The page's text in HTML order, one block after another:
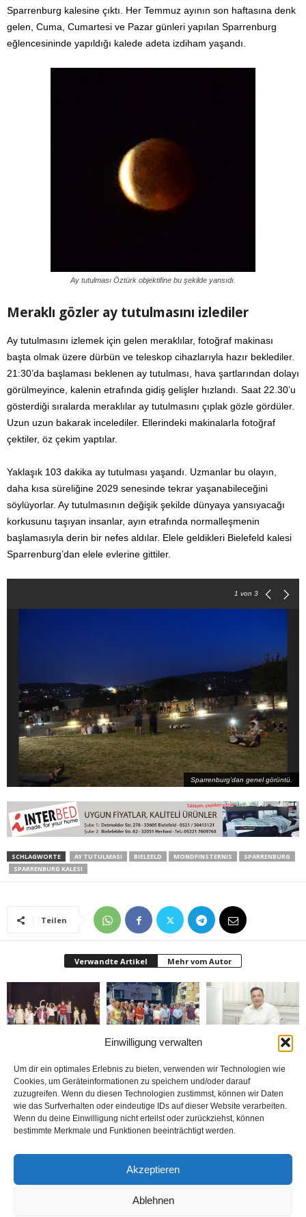
Einwilligung verwalten
Um dir ein optimales Erlebnis zu bieten, verwenden wir Technologien wie
Cookies, um Geräteinformationen zu speichern und/oder darauf
zuzugreifen. Wenn du diesen Technologien zustimmst, können wir Daten
wie das Surfverhalten oder eindeutige IDs auf dieser Website verarbeiten.
Wenn du deine Einwilligung nicht erteilst oder zurückziehst, können
bestimmte Merkmale und Funktionen beeinträchtigt werden.
Akzeptieren
Ablehnen
Sparrenburg kalesine çıktı. Her Temmuz ayının son haftasına denk
gelen, Cuma, Cumartesi ve Pazar günleri yapılan Sparrenburg
eğlencesininde yapıldığı kalede adeta izdiham yaşandı.
Ay tutulması Öztürk objektifine bu şekilde yansıdı.
Meraklı gözler ay tutulmasını izlediler
Ay tutulmasını izlemek için gelen meraklılar, fotoğraf makinası
başta olmak üzere dürbün ve teleskop cihazlarıyla hazır beklediler.
21:30’da başlaması beklenen ay tutulması, hava şartlarından dolayı
görülmeyince, kalenin etrafında gidiş gelişler hızlandı. Saat 22.30’u
gösterdiği sıralarda meraklılar ay tutulmasını çıplak gözle gördüler.
Uzun uzun bakarak incelediler. Ellerindeki makinalarla fotoğraf
çektiler, öz çekim yaptılar.
Yaklaşık 103 dakika ay tutulması yaşandı. Uzmanlar bu olayın,
daha kısa süreliğine 2029 senesinde tekrar yaşanabileceğini
söylüyorlar. Ay tutulmasının değişik şekilde dünyaya yansıyacağı
korkusunu taşıyan insanlar, ayın etrafında normalleşmenin
başlamasıyla derin bir nefes aldılar. Elele geldikleri Bielefeld kalesi
Sparrenburg’dan elele evlerine gittiler.
1 von 3
Sparrenburg'dan genel görüntü.
SCHLAGWORTE AY TUTULMASI BIELEELD MONDFINSTERNIS
SPARRENBURG
SPARRENBURG KALESI
Teilen
Verwandte Artikel Mehr vom Autor
Festivali yapıldı
Yabancılar Haftası
donduruldu
Wiedenbrück’e açtı
Bakım Sigortası
Danışmanlığı Yapıyoruz
sistemi ile çalışıyor